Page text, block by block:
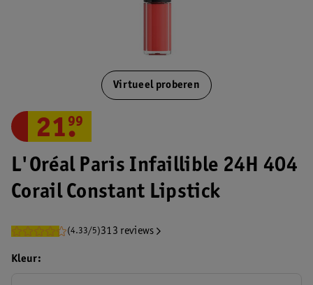
Virtueel proberen
L'Oréal Paris Infaillible 24H 404
Corail Constant Lipstick
(4.33/5)313 reviews
21.
99
Kleur